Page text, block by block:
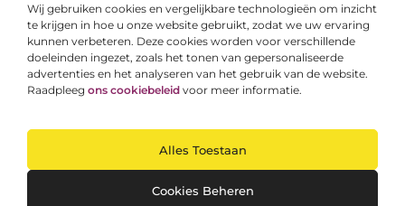
Wij gebruiken cookies en vergelijkbare technologieën om inzicht
te krijgen in hoe u onze website gebruikt, zodat we uw ervaring
kunnen verbeteren. Deze cookies worden voor verschillende
doeleinden ingezet, zoals het tonen van gepersonaliseerde
advertenties en het analyseren van het gebruik van de website.
Raadpleeg ons cookiebeleid voor meer informatie.
Alles Toestaan
Cookies Beheren
Linkzoekertjes.be brengt je elke dag iets nieuws
Inspirerende blogs en waardevolle tips voor een
slimmer en leuker internetgebruik.
www.linkzoekertjes.be